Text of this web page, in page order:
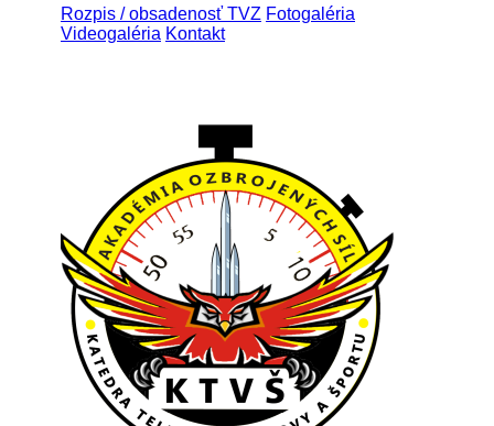
Rozpis / obsadenosť TVZ Fotogaléria
Videogaléria Kontakt